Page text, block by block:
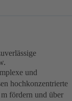
und
hochkonzentrierte
fördern und über